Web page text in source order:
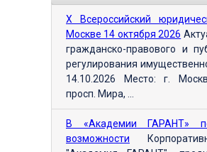
Х Всероссийский
Москве 14 октября 2026
гражданско-правового и
регулирования
14.10.2026 Место: г.
просп. Мира, ...
В «Академии ГАРАНТ»
возможности